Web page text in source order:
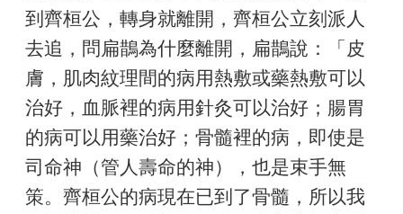
到齊桓公，轉身就離開，齊桓公立刻派人
去追，問扁鵲為什麼離開，扁鵲說：「皮
膚，肌肉紋理間的病用熱敷或藥熱敷可以
治好，血脈裡的病用針灸可以治好；腸胃
的病可以用藥治好；骨髓裡的病，即使是
司命神（管人壽命的神），也是束手無
策。齊桓公的病現在已到了骨髓，所以我